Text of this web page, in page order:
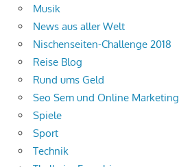
Musik
News aus aller Welt
Nischenseiten-Challenge 2018
Reise Blog
Rund ums Geld
Seo Sem und Online Marketing
Spiele
Sport
Technik